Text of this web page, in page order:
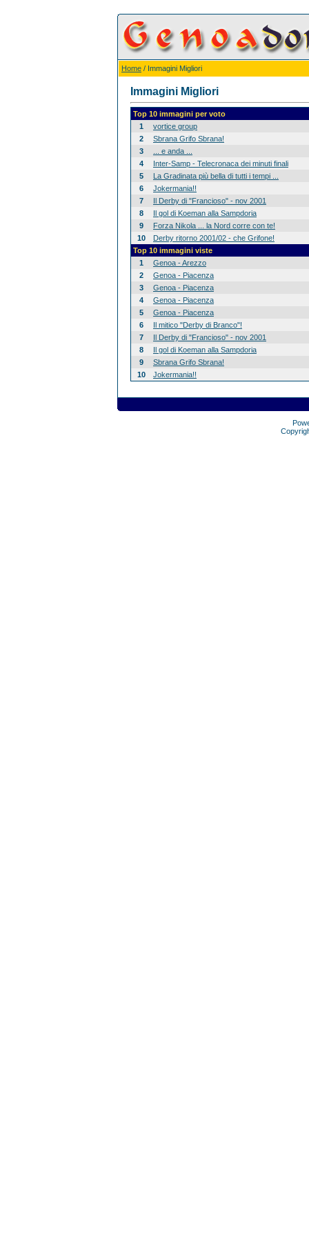
Home / Immagini Migliori
Immagini Migliori
Top 10 immagini per voto
1
vortice group
2
Sbrana Grifo Sbrana!
3
... e anda ...
4
Inter-Samp - Telecronaca dei minuti finali
5
La Gradinata più bella di tutti i tempi ...
6
Jokermania!!
7
Il Derby di "Francioso" - nov 2001
8
Il gol di Koeman alla Sampdoria
9
Forza Nikola ... la Nord corre con te!
10
Derby ritorno 2001/02 - che Grifone!
Top 10 immagini viste
1
Genoa - Arezzo
2
Genoa - Piacenza
3
Genoa - Piacenza
4
Genoa - Piacenza
5
Genoa - Piacenza
6
Il mitico "Derby di Branco"!
7
Il Derby di "Francioso" - nov 2001
8
Il gol di Koeman alla Sampdoria
9
Sbrana Grifo Sbrana!
10
Jokermania!!